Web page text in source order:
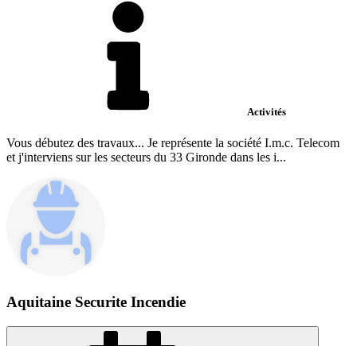
Activités
Vous débutez des travaux... Je représente la société I.m.c. Telecom
et j'interviens sur les secteurs du 33 Gironde dans les i...
Aquitaine Securite Incendie